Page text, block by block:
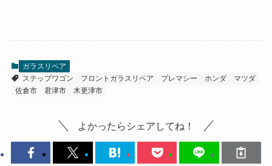
ガラスリペア
ステップワゴン
フロントガラスリペア プレマシー ホンダ
マツダ
佐倉市
君津市 木更津市
よかったらシェアしてね！